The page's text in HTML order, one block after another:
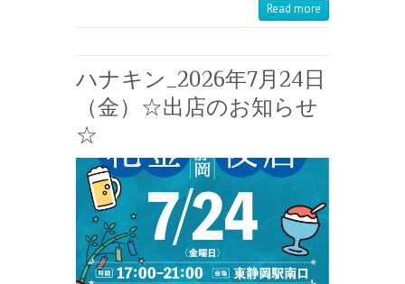
Read more
ハナキン_2026年7月24日
（金）☆出店のお知らせ
☆